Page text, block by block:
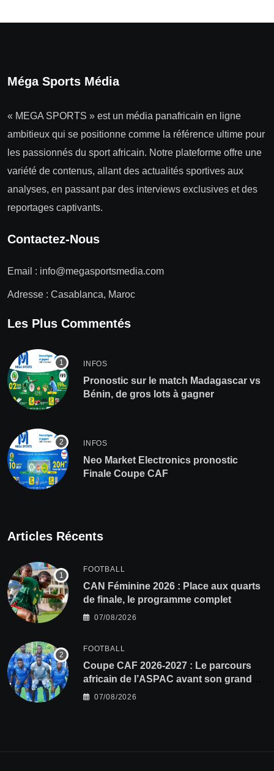
Méga Sports Média
« MEGA SPORTS » est un média panafricain en ligne
ambitieux qui se positionne comme la référence ultime pour
les passionnés du sport africain. Notre plateforme offre une
variété de contenus, allant des actualités sportives aux
analyses, en passant par des interviews exclusives et des
reportages captivants.
Contactez-Nous
Email : info@megasportsmedia.com
Adresse : Casablanca, Maroc
Les Plus Commentés
INFOS
Pronostic sur le match Madagascar vs
Bénin, de gros lots à gagner
INFOS
Neo Market Electronics pronostic
Finale Coupe CAF
Articles Récents
FOOTBALL
CAN Féminine 2026 : Place aux quarts
de finale, le programme complet
07/08/2026
FOOTBALL
Coupe CAF 2026-2027 : Le parcours
africain de l’ASPAC avant son grand
retour
07/08/2026